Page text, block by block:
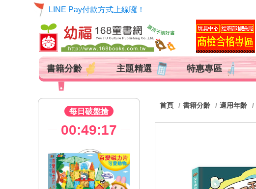
LINE Pay付款方式上線囉！
書籍分齡 主題精選 特惠專區
每日破盤搶
00:49:16
首頁 書籍分齡 適用年齡